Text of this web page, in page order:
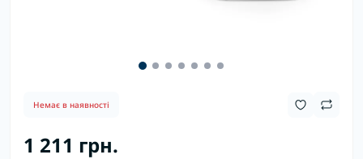
Немає в наявності
1 211 грн.